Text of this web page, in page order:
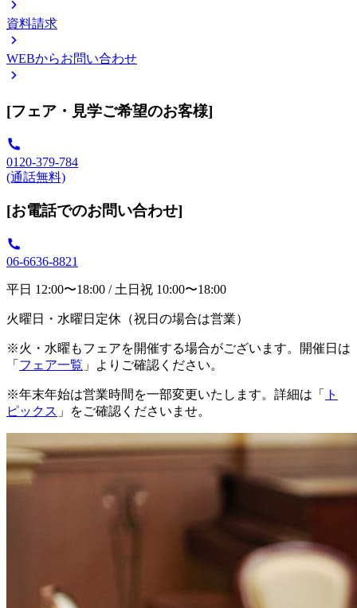
資料請求
WEBからお問い合わせ
[フェア・見学ご希望のお客様]
0120-379-784
(通話無料)
[お電話でのお問い合わせ]
06-6636-8821
平日 12:00〜18:00 / 土日祝 10:00〜18:00
火曜日・水曜日定休（祝日の場合は営業）
※火・水曜もフェアを開催する場合がございます。開催日は
「 フェア一覧 」よりご確認ください。
※年末年始は営業時間を一部変更いたします。詳細は「
ト
ピックス 」をご確認くださいませ。